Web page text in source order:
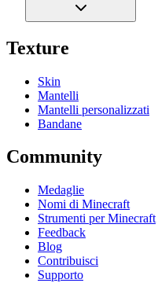
Texture
Skin
Mantelli
Mantelli personalizzati
Bandane
Community
Medaglie
Nomi di Minecraft
Strumenti per Minecraft
Feedback
Blog
Contribuisci
Supporto